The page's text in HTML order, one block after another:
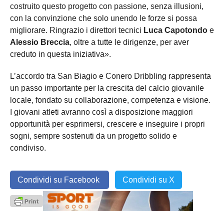
costruito questo progetto con passione, senza illusioni,
con la convinzione che solo unendo le forze si possa
migliorare. Ringrazio i direttori tecnici Luca Capotondo e
Alessio Breccia, oltre a tutte le dirigenze, per aver
creduto in questa iniziativa».
L’accordo tra San Biagio e Conero Dribbling rappresenta
un passo importante per la crescita del calcio giovanile
locale, fondato su collaborazione, competenza e visione.
I giovani atleti avranno così a disposizione maggiori
opportunità per esprimersi, crescere e inseguire i propri
sogni, sempre sostenuti da un progetto solido e
condiviso.
Condividi su Facebook Condividi su X